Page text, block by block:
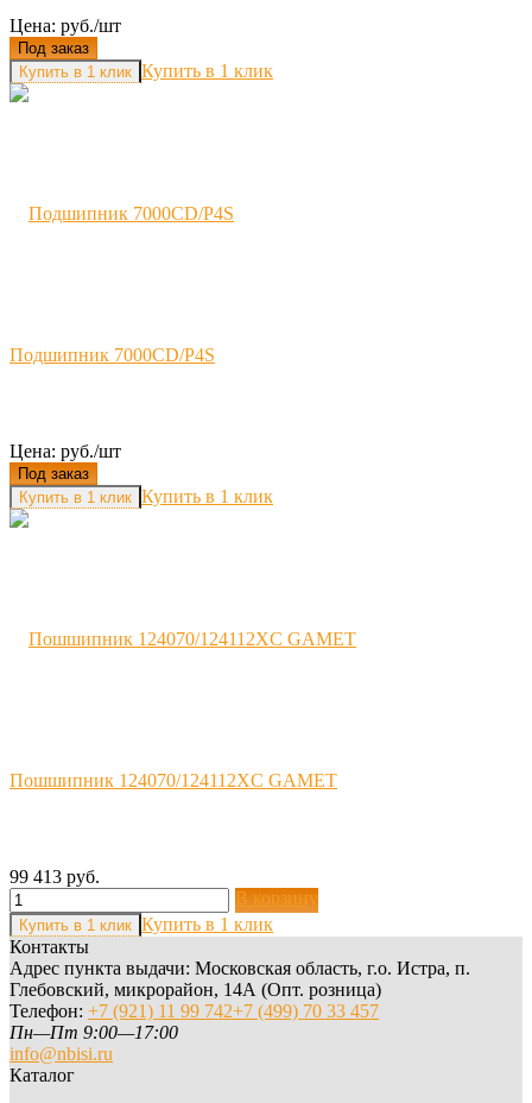
Цена: руб./шт
Под заказ
Купить в 1 клик
Подшипник 7000CD/P4S
Цена: руб./шт
Под заказ
Купить в 1 клик
Пошшипник 124070/124112XC GAMET
99 413 руб.
В корзину
Купить в 1 клик
Контакты
Адрес пункта выдачи: Московская область, г.о. Истра, п.
Глебовский, микрорайон, 14А (Опт. розница)
Телефон: +7 (921) 11 99 742+7 (499) 70 33 457
Пн—Пт 9:00—17:00
info@nbisi.ru
Каталог